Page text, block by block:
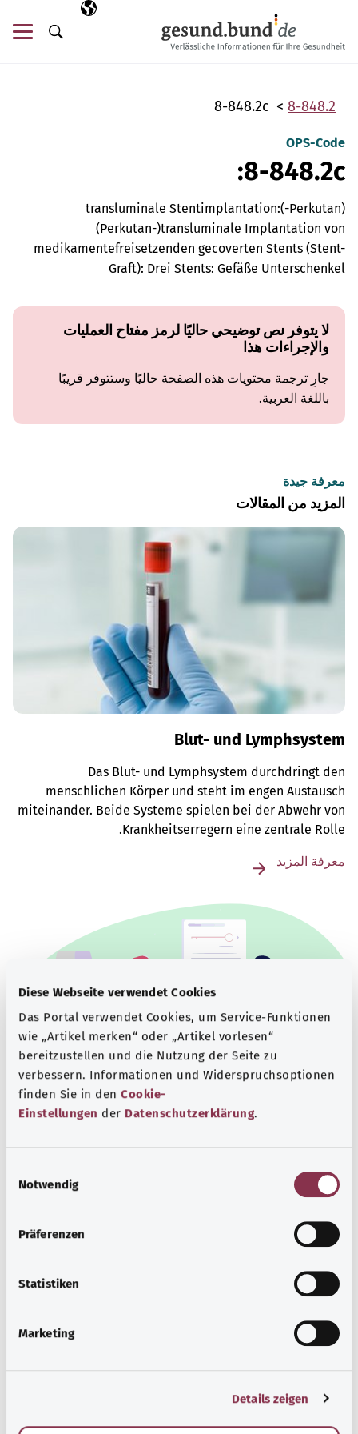
Diese Webseite verwendet Cookies
Das Portal verwendet Cookies, um Service-Funktionen
wie „Artikel merken“ oder „Artikel vorlesen“
bereitzustellen und die Nutzung der Seite zu
verbessern. Informationen und Widerspruchsoptionen
finden Sie in den Cookie-
Einstellungen der Datenschutzerklärung.
Notwendig
Präferenzen
Statistiken
Marketing
Details zeigen
اللغة المختارة
AR
البحث
8-848.2
8-848.2c
OPS-Code
8-848.2c:
(Perkutan-)transluminale Stentimplantation:
(Perkutan-)transluminale Implantation von
medikamentefreisetzenden gecoverten Stents (Stent-
Graft): Drei Stents: Gefäße Unterschenkel
لا يتوفر نص توضيحي حاليًا لرمز مفتاح العمليات
والإجراءات هذا
جارِ ترجمة محتويات هذه الصفحة حاليًا وستتوفر قريبًا
باللغة العربية.
معرفة جيدة
المزيد من المقالات
Blut- und Lymphsystem
Das Blut- und Lymphsystem durchdringt den
menschlichen Körper und steht im engen Austausch
miteinander. Beide Systeme spielen bei der Abwehr von
Krankheitserregern eine zentrale Rolle.
معرفة المزيد
Beratung und Hilfe
Eine Auswahl verschiedener Beratungs- und
Informationsangebote zu bestimmten
Gesundheitsthemen.
معرفة المزيد